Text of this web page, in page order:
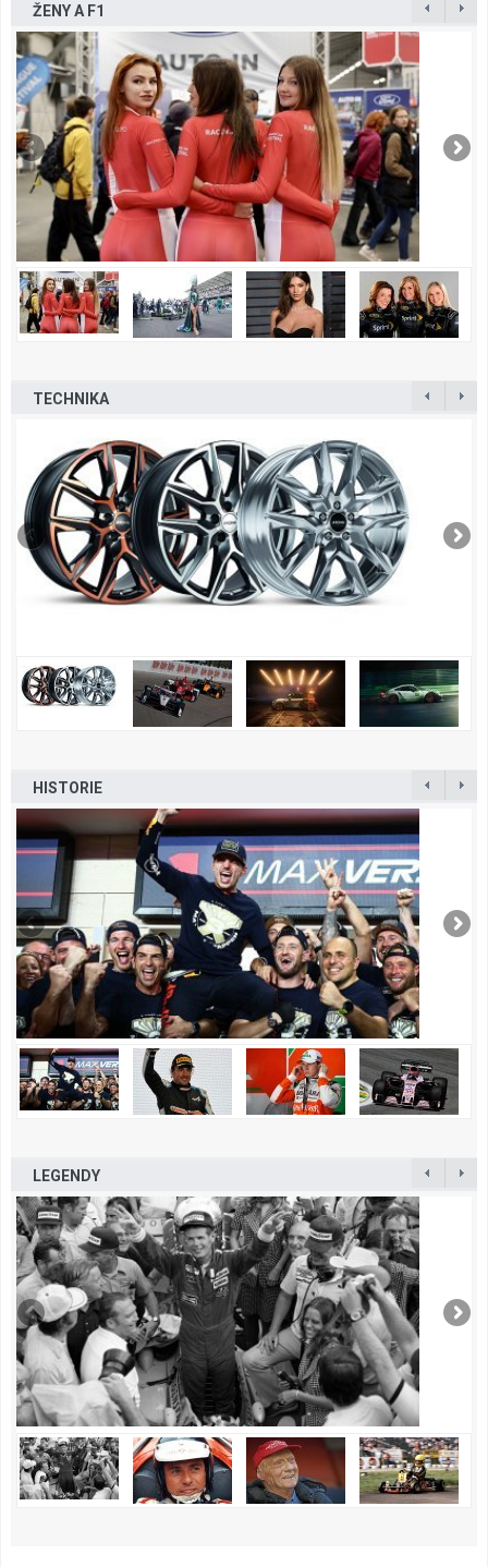
ŽENY A F1
TECHNIKA
HISTORIE
LEGENDY